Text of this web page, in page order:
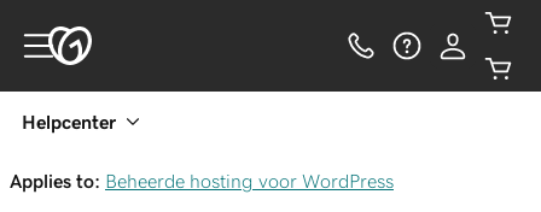
Helpcenter
Applies to: Beheerde hosting voor WordPress